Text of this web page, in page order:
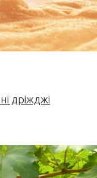
дріжджі